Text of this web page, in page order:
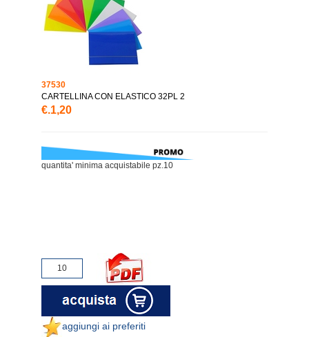
37530
CARTELLINA CON ELASTICO 32PL 2
€.1,20
quantita' minima acquistabile pz.10
aggiungi ai preferiti